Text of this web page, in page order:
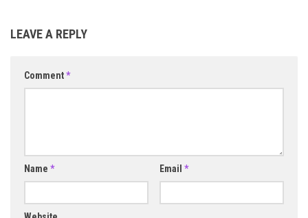
LEAVE A REPLY
Comment*
Name * Email *